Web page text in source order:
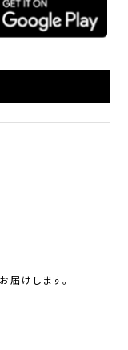
届けします。